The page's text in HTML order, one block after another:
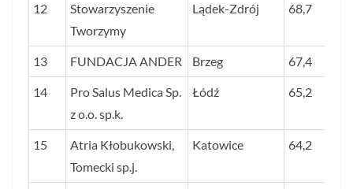
12
Stowarzyszenie
Tworzymy
Lądek-Zdrój 68,7
13 FUNDACJA ANDER Brzeg 67,4
14
Pro Salus Medica Sp.
z o.o. sp.k.
Łódź 65,2
15
Atria Kłobukowski,
Tomecki sp.j.
Katowice 64,2